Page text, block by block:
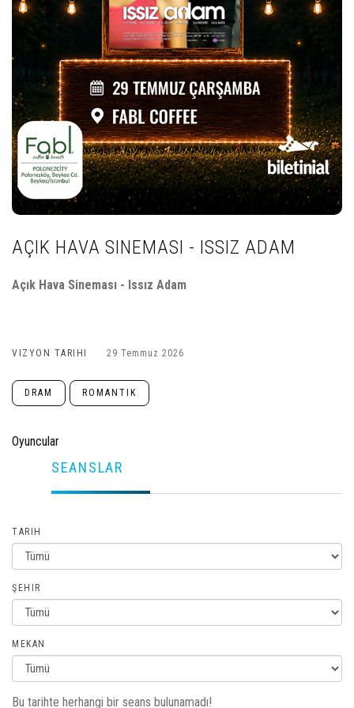
AÇIK HAVA SINEMASI - ISSIZ ADAM
Açık Hava Sineması - Issız Adam
VIZYON TARIHI 29 Temmuz 2026
DRAM ROMANTIK
Oyuncular
SEANSLAR
TARIH
ŞEHIR
MEKAN
Bu tarihte herhangi bir seans bulunamadı!